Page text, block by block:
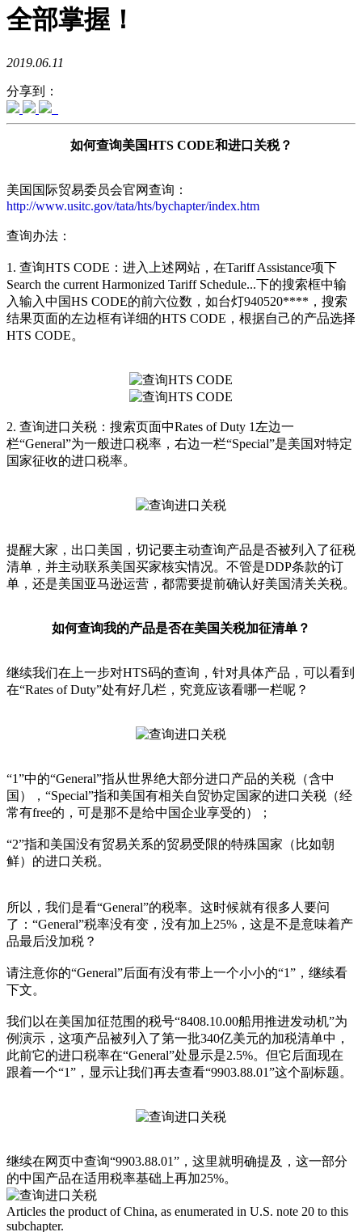
全部掌握！
2019.06.11
分享到：
如何查询美国HTS CODE和进口关税？
美国国际贸易委员会官网查询：
http://www.usitc.gov/tata/hts/bychapter/index.htm
查询办法：
1. 查询HTS CODE：进入上述网站，在Tariff Assistance项下
Search the current Harmonized Tariff Schedule...下的搜索框中输
入输入中国HS CODE的前六位数，如台灯940520****，搜索
结果页面的左边框有详细的HTS CODE，根据自己的产品选择
HTS CODE。
2. 查询进口关税：搜索页面中Rates of Duty 1左边一
栏“General”为一般进口税率，右边一栏“Special”是美国对特定
国家征收的进口税率。
提醒大家，出口美国，切记要主动查询产品是否被列入了征税
清单，并主动联系美国买家核实情况。不管是DDP条款的订
单，还是美国亚马逊运营，都需要提前确认好美国清关关税。
如何查询我的产品是否在美国关税加征清单？
继续我们在上一步对HTS码的查询，针对具体产品，可以看到
在“Rates of Duty”处有好几栏，究竟应该看哪一栏呢？
“1”中的“General”指从世界绝大部分进口产品的关税（含中
国），“Special”指和美国有相关自贸协定国家的进口关税（经
常有free的，可是那不是给中国企业享受的）；
“2”指和美国没有贸易关系的贸易受限的特殊国家（比如朝
鲜）的进口关税。
所以，我们是看“General”的税率。这时候就有很多人要问
了：“General”税率没有变，没有加上25%，这是不是意味着产
品最后没加税？
请注意你的“General”后面有没有带上一个小小的“1”，继续看
下文。
我们以在美国加征范围的税号“8408.10.00船用推进发动机”为
例演示，这项产品被列入了第一批340亿美元的加税清单中，
此前它的进口税率在“General”处显示是2.5%。但它后面现在
跟着一个“1”，显示让我们再去查看“9903.88.01”这个副标题。
继续在网页中查询“9903.88.01”，这里就明确提及，这一部分
的中国产品在适用税率基础上再加25%。
Articles the product of China, as enumerated in U.S. note 20 to this
subchapter.